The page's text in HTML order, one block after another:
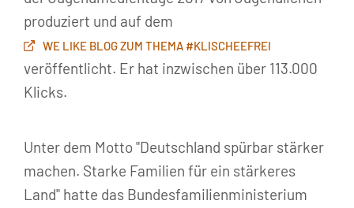
produziert und auf dem
WE LIKE BLOG ZUM THEMA #KLISCHEEFREI
veröffentlicht. Er hat inzwischen über 113.000
Klicks.
Unter dem Motto "Deutschland spürbar stärker
machen. Starke Familien für ein stärkeres
Land" hatte das Bundesfamilienministerium